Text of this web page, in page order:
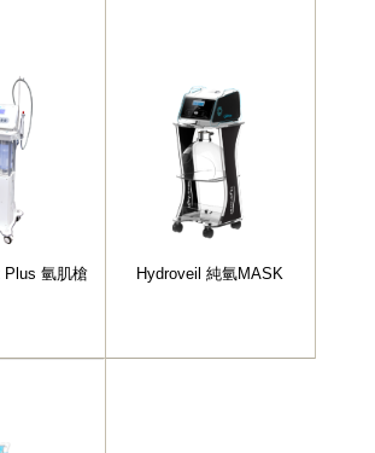
Plus 氫肌槍 Hydroveil 純氫MASK